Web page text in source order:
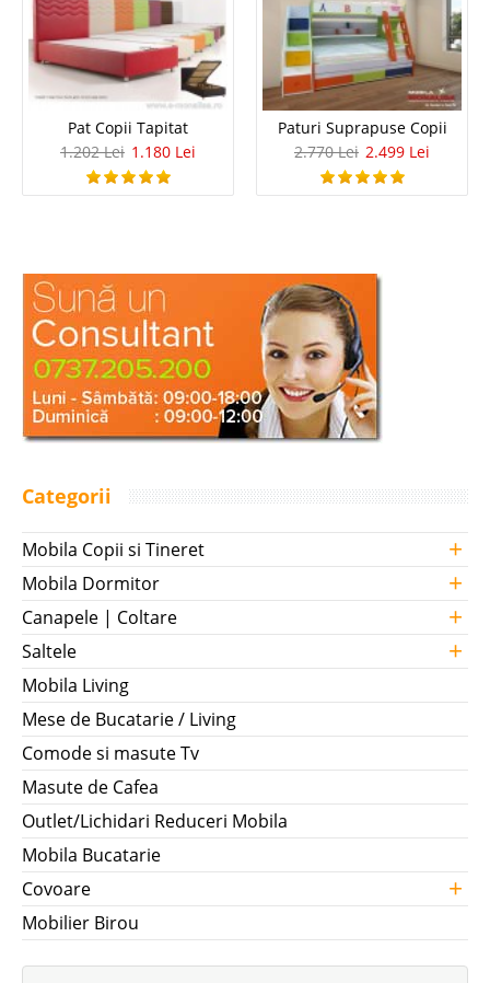
Pat Copii Tapitat
1.202 Lei 1.180 Lei
Paturi Suprapuse Copii
2.770 Lei 2.499 Lei
Categorii
Mobila Copii si Tineret +
Mobila Dormitor +
Canapele | Coltare +
Saltele +
Mobila Living
Mese de Bucatarie / Living
Comode si masute Tv
Masute de Cafea
Outlet/Lichidari Reduceri Mobila
Mobila Bucatarie
Covoare
+
Mobilier Birou